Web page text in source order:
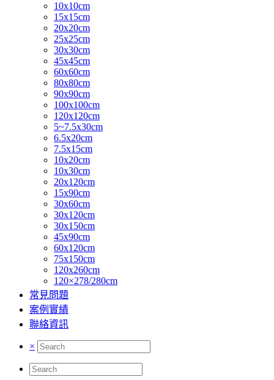
10x10cm
15x15cm
20x20cm
25x25cm
30x30cm
45x45cm
60x60cm
80x80cm
90x90cm
100x100cm
120x120cm
5~7.5x30cm
6.5x20cm
7.5x15cm
10x20cm
10x30cm
20x120cm
15x90cm
30x60cm
30x120cm
30x150cm
45x90cm
60x120cm
75x150cm
120x260cm
120×278/280cm
常見問題
案例實績
聯絡資訊
×